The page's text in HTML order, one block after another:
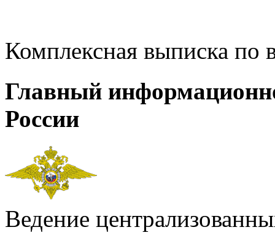
Комплексная выписка
Главный
России
Ведение